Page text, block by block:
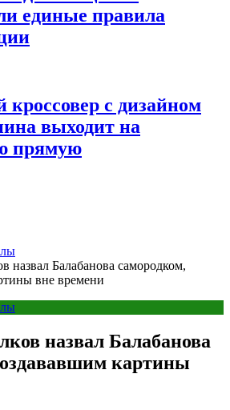
единые правила
кроссовер с дизайном
выходит на
прямую
назвал Балабанова самородком,
вне времени
назвал Балабанова
картины